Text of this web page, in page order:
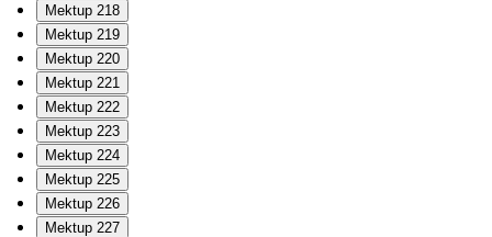
Mektup 218
Mektup 219
Mektup 220
Mektup 221
Mektup 222
Mektup 223
Mektup 224
Mektup 225
Mektup 226
Mektup 227